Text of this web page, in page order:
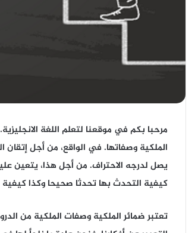
مرحبا بكم في موقعنا لتعلم اللغة
الملكية وصفاتها. في الواقع، من أجل إتقان
يصل لدرجه الاحتراف. من أجل هذا، يتعين
كيفية التحدث بها تحدثا صحيحا وكذا كيفية
تعتبر ضمائر الملكية وصفات الملكية من